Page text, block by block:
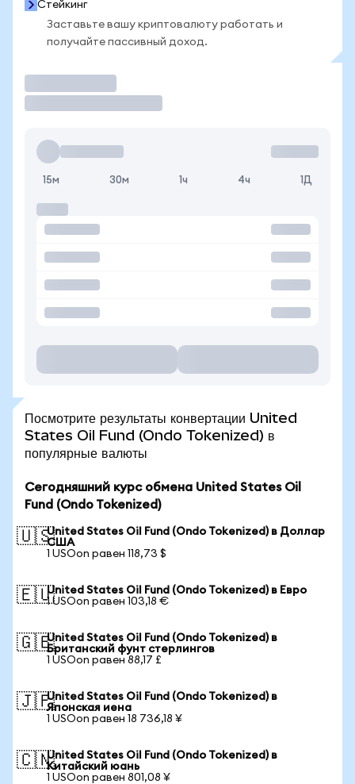
Стейкинг
Заставьте вашу криптовалюту работать и
получайте пассивный доход.
15м 30м 1ч 4ч 1Д
Посмотрите результаты конвертации United
States Oil Fund (Ondo Tokenized) в
популярные валюты
Сегодняшний курс обмена United States Oil
Fund (Ondo Tokenized)
🇺🇸United States Oil Fund (Ondo Tokenized) в Доллар
США
1 USOon равен 118,73 $
🇪🇺United States Oil Fund (Ondo Tokenized) в Евро
1 USOon равен 103,18 €
🇬🇧United States Oil Fund (Ondo Tokenized) в
Британский фунт стерлингов
1 USOon равен 88,17 £
🇯🇵United States Oil Fund (Ondo Tokenized) в
Японская иена
1 USOon равен 18 736,18 ¥
🇨🇳United States Oil Fund (Ondo Tokenized) в
Китайский юань
1 USOon равен 801,08 ¥